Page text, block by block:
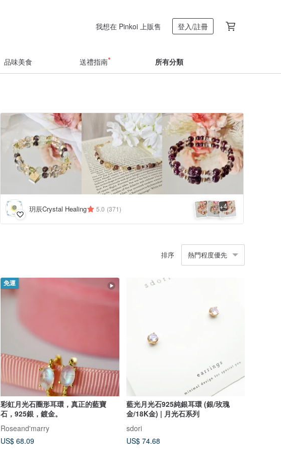
我想在 Pinkoi 上販售 登入/註冊
品味美食 送禮指南 所有分類
玥辰Crystal Healing 5.0 (371) +4
排序 熱門程度優先
免運
彩虹月光石圈形耳環，真正的藍寶
石，925銀，鍍金。
Roseand'marry
US$ 68.09
藍光月光石925純銀耳環 (銀/玫瑰
金/18K金) | 月光石系列
sdori
US$ 74.68